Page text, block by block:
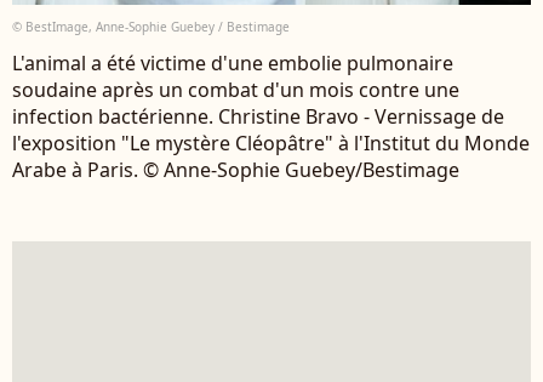
© BestImage, Anne-Sophie Guebey / Bestimage
L'animal a été victime d'une embolie pulmonaire
soudaine après un combat d'un mois contre une
infection bactérienne. Christine Bravo - Vernissage de
l'exposition "Le mystère Cléopâtre" à l'Institut du Monde
Arabe à Paris. © Anne-Sophie Guebey/Bestimage